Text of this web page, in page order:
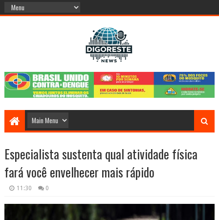
Especialista sustenta qual atividade física
fará você envelhecer mais rápido
11:30 0